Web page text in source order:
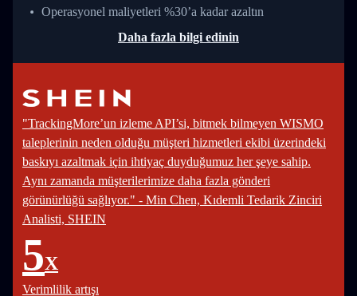
Operasyonel maliyetleri %30’a kadar azaltın
Daha fazla bilgi edinin
"TrackingMore’un izleme API’si, bitmek bilmeyen WISMO
taleplerinin neden olduğu müşteri hizmetleri ekibi üzerindeki
baskıyı azaltmak için ihtiyaç duyduğumuz her şeye sahip.
Aynı zamanda müşterilerimize daha fazla gönderi
görünürlüğü sağlıyor." - Min Chen, Kıdemli Tedarik Zinciri
Analisti, SHEIN
5X
Verimlilik artışı